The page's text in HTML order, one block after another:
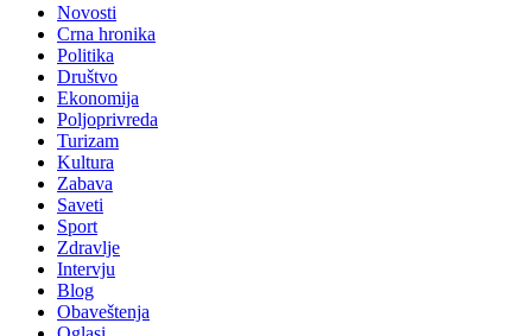
Novosti
Crna hronika
Politika
Društvo
Ekonomija
Poljoprivreda
Turizam
Kultura
Zabava
Saveti
Sport
Zdravlje
Intervju
Blog
Obaveštenja